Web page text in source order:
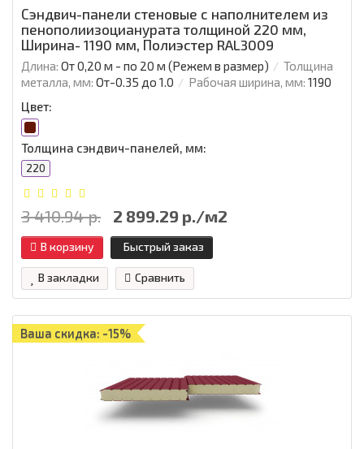
Сэндвич-панели стеновые с наполнителем из
пенополиизоцианурата толщиной 220 мм,
Ширина- 1190 мм, Полиэстер RAL3009
Длина: От 0,20 м - по 20 м (Режем в размер)
Толщина
металла, мм: От-0.35 до 1.0 Рабочая ширина, мм: 1190
Цвет:
Толщина сэндвич-панелей, мм:
220
3 410.94 р. 2 899.29 р./м2
В корзину Быстрый заказ
В закладки Сравнить
Ваша скидка: -15%